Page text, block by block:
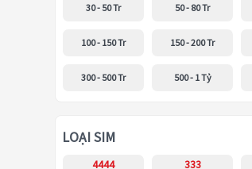
30 - 50 Tr 50 - 80 Tr
100 - 150 Tr 150 - 200 Tr
300 - 500 Tr 500 - 1 Tỷ
LOẠI SIM
4444 333